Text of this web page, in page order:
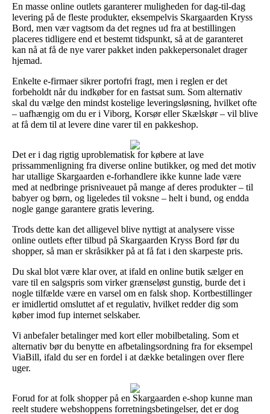
En masse online outlets garanterer muligheden for dag-til-dag
levering på de fleste produkter, eksempelvis Skargaarden Kryss
Bord, men vær vagtsom da det regnes ud fra at bestillingen
placeres tidligere end et bestemt tidspunkt, så at de garanteret
kan nå at få de nye varer pakket inden pakkepersonalet drager
hjemad.
Enkelte e-firmaer sikrer portofri fragt, men i reglen er det
forbeholdt når du indkøber for en fastsat sum. Som alternativ
skal du vælge den mindst kostelige leveringsløsning, hvilket ofte
– uafhængig om du er i Viborg, Korsør eller Skælskør – vil blive
at få dem til at levere dine varer til en pakkeshop.
Det er i dag rigtig uproblematisk for købere at lave
prissammenligning fra diverse online butikker, og med det motiv
har utallige Skargaarden e-forhandlere ikke kunne lade være
med at nedbringe prisniveauet på mange af deres produkter – til
babyer og børn, og ligeledes til voksne – helt i bund, og endda
nogle gange garantere gratis levering.
Trods dette kan det alligevel blive nyttigt at analysere visse
online outlets efter tilbud på Skargaarden Kryss Bord før du
shopper, så man er skråsikker på at få fat i den skarpeste pris.
Du skal blot være klar over, at ifald en online butik sælger en
vare til en salgspris som virker grænseløst gunstig, burde det i
nogle tilfælde være en varsel om en falsk shop. Kortbestillinger
er imidlertid omsluttet af et regulativ, hvilket redder dig som
køber imod fup internet selskaber.
Vi anbefaler betalinger med kort eller mobilbetaling. Som et
alternativ bør du benytte en afbetalingsordning fra for eksempel
ViaBill, ifald du ser en fordel i at dække betalingen over flere
uger.
Forud for at folk shopper på en Skargaarden e-shop kunne man
reelt studere webshoppens forretningsbetingelser, det er dog